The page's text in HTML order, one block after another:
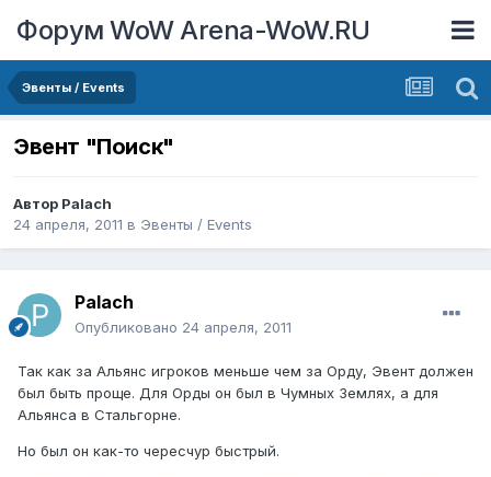
Форум WoW Arena-WoW.RU
Эвенты / Events
Эвент "Поиск"
Автор Palach
24 апреля, 2011 в Эвенты / Events
Palach
Опубликовано 24 апреля, 2011
Так как за Альянс игроков меньше чем за Орду, Эвент должен
был быть проще. Для Орды он был в Чумных Землях, а для
Альянса в Стальгорне.
Но был он как-то чересчур быстрый.